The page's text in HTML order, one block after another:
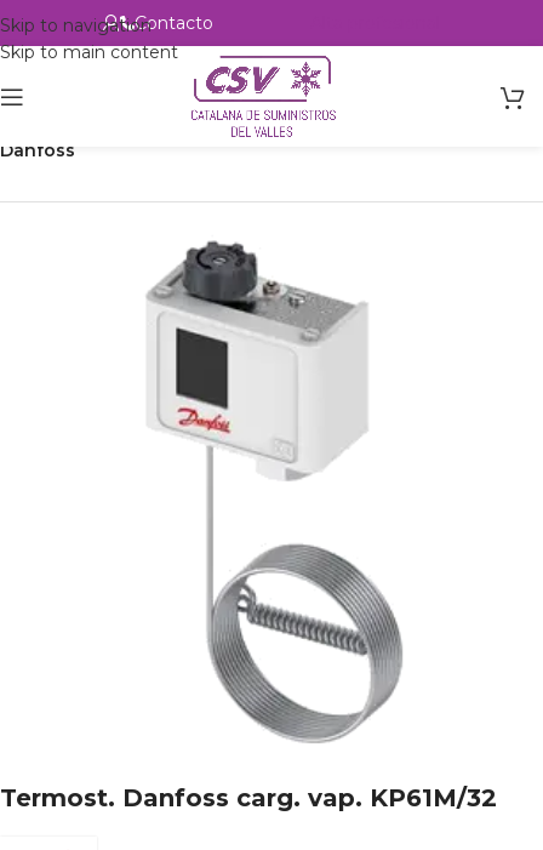
Skip to navigation
Skip to main content
Contacto
Refrigeración Control de circuito
Danfoss
Termost. Danfoss carg. vap. KP61M/32